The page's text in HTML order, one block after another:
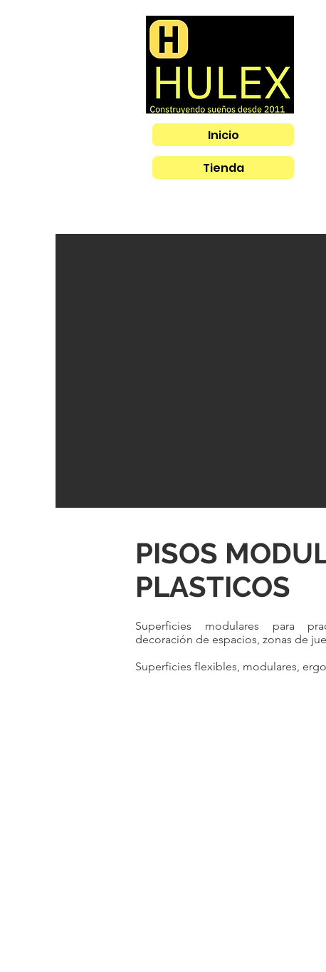
Inicio
Tienda
PISOS
PLASTICOS
Superficies modulares para
decoración de espacios, zonas de
Superficies flexibles, modulares,